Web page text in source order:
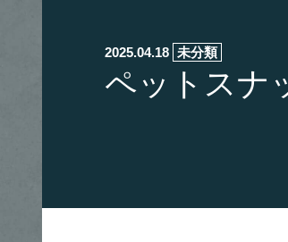
2025.04.18 未分類
ペットスナ